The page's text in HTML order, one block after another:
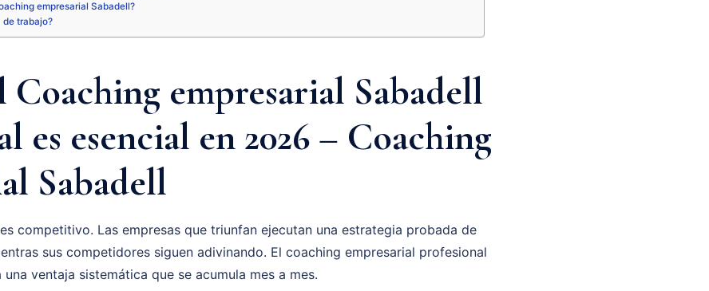
empresarial Sabadell?
de trabajo?
Coaching empresarial Sabadell
es esencial en 2026 – Coaching
Sabadell
competitivo. Las empresas que triunfan ejecutan una estrategia probada de
sus competidores siguen adivinando. El coaching empresarial profesional
ventaja sistemática que se acumula mes a mes.